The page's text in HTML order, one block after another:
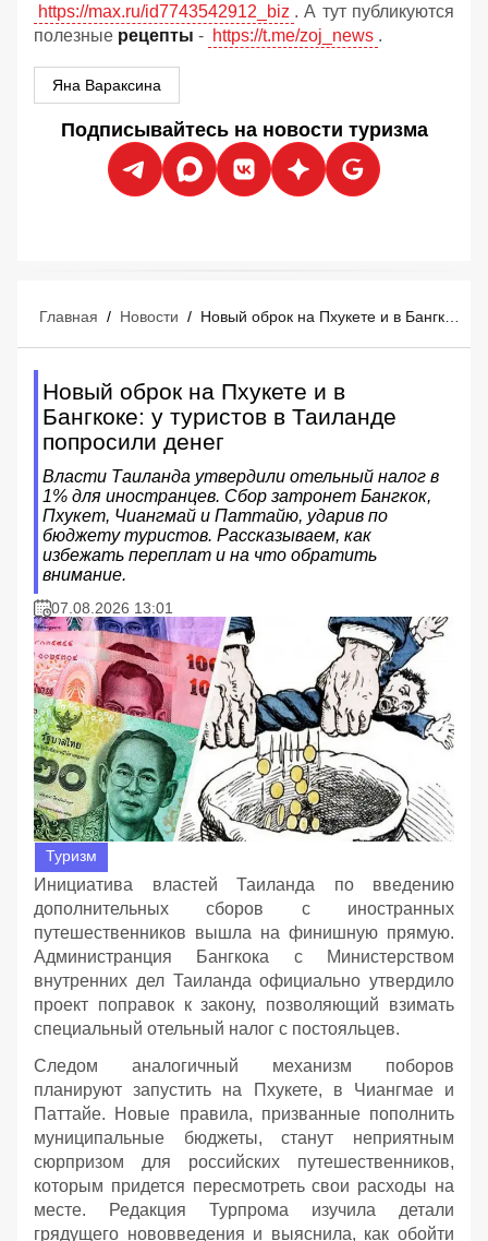
https://max.ru/id7743542912_biz . А тут публикуются
полезные рецепты - https://t.me/zoj_news .
Яна Вараксина
Подписывайтесь на новости туризма
Главная / Новости /
Новый оброк на Пхукете и в
Бангкоке: у туристов в Таиланде
попросили денег
Власти Таиланда утвердили отельный налог в
1% для иностранцев. Сбор затронет Бангкок,
Пхукет, Чиангмай и Паттайю, ударив по
бюджету туристов. Рассказываем, как
избежать переплат и на что обратить
внимание.
07.08.2026 13:01
Туризм
Инициатива властей Таиланда по введению
дополнительных сборов с иностранных
путешественников вышла на финишную прямую.
Администранция Бангкока с Министерством
внутренних дел Таиланда официально утвердило
проект поправок к закону, позволяющий взимать
специальный отельный налог с постояльцев.
Следом аналогичный механизм поборов
планируют запустить на Пхукете, в Чиангмае и
Паттайе. Новые правила, призванные пополнить
муниципальные бюджеты, станут неприятным
сюрпризом для российских путешественников,
которым придется пересмотреть свои расходы на
месте. Редакция Турпрома изучила детали
грядущего нововведения и выяснила, как обойти